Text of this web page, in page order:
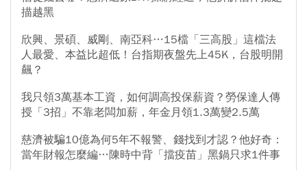
描越黑
欣興、景碩、威剛、南亞科…15檔「三高股」這檔法
人最愛、本益比超低！台指期夜盤先上45K，台股明開
飆？
我只領3萬基本工資，如何調高投保薪資？勞保達人傳
授「3招」不靠老闆加薪，年金月領1.3萬變2.5萬
慈濟被騙10億為何5年不報警、錢找到才認？他好奇：
當年財報怎麼編…陳時中背「擋疫苗」黑鍋只求1件事